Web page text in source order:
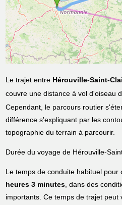
Le trajet entre Hérouville-Saint-
couvre une distance à vol d'oiseau
Cependant, le parcours routier
différence s'expliquant par les
topographie du terrain à parcourir.
Durée du voyage de Hérouville-
Le temps de conduite habituel
heures 3 minutes, dans des
importants. Ce temps de trajet